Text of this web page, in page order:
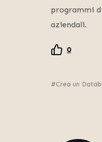
programmi
aziendali.
0
Crea un